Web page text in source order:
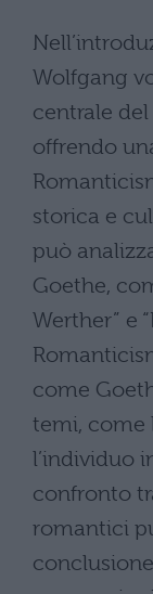
Wolfgang
centrale del
offrendo
storica e
può
Goethe,
Werther” e
come
temi, come
l’individuo
confronto
romantici